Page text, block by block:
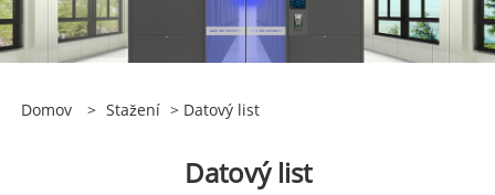
Domov > Stažení > Datový list
Datový list